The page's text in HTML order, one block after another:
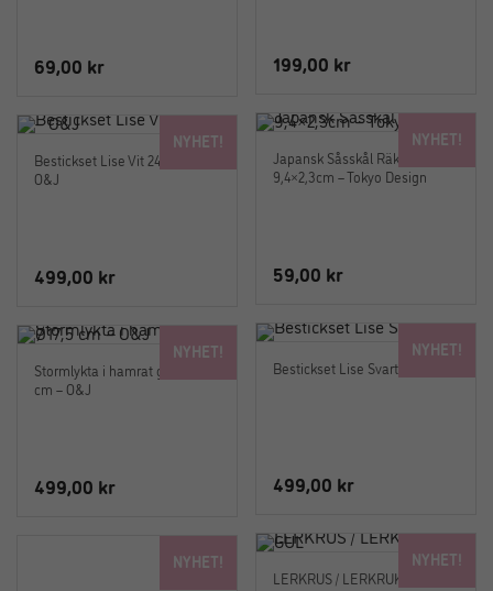
199,00 kr
69,00 kr
NYHET!
Japansk Såsskål Räka
9,4×2,3cm – Tokyo Design
59,00 kr
NYHET!
Bestickset Lise Vit 24 delar –
O&J
499,00 kr
NYHET!
Bestickset Lise Svart – O&J
499,00 kr
NYHET!
Stormlykta i hamrat glas Ø17,5
cm – O&J
499,00 kr
NYHET!
LERKRUS / LERKRUKA GUL
NYHET!